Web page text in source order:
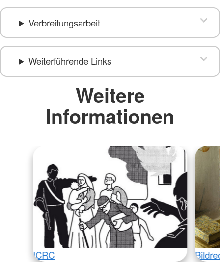
Verbreitungsarbeit
Weiterführende Links
Weitere
Informationen
ICRC